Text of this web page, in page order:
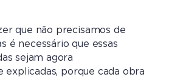
que não precisamos de
é necessário que essas
sejam agora
explicadas, porque cada obra